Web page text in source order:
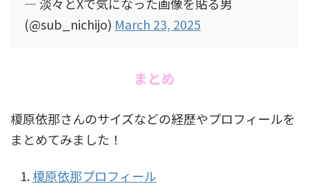
(@sub_nichijo) March 23, 2025
まとめ
榎原依那さんのサイズなどの経歴やプロフィールを
まとめてみました！
榎原依那プロフィール